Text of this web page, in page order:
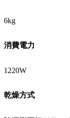
6kg
消費電力
1220W
乾燥方式